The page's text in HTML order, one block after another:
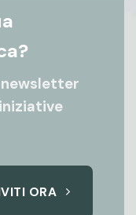
newsletter
ORA